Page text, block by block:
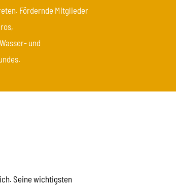
Fördernde Mitglieder
und
Seine wichtigsten